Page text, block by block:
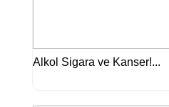
Alkol Sigara ve Kanser!...